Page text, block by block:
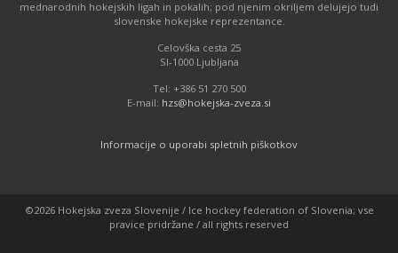
mednarodnih hokejskih ligah in pokalih; pod njenim okriljem delujejo tudi
slovenske hokejske reprezentance.
Celovška cesta 25
SI-1000 Ljubljana
Tel: +386 51 270 500
E-mail: hzs@hokejska-zveza.si
Informacije o uporabi spletnih piškotkov
©2026 Hokejska zveza Slovenije / Ice hockey federation of Slovenia; vse
pravice pridržane / all rights reserved